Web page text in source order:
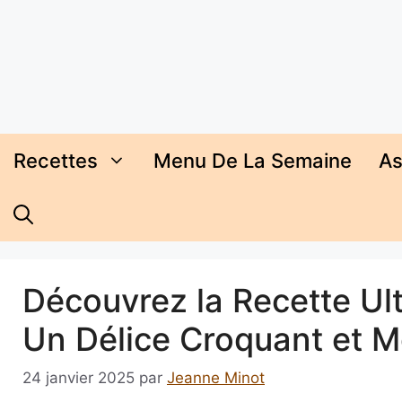
Recettes Menu De La Semaine
Découvrez la Recette
Un Délice Croquant et
24 janvier 2025 par Jeanne Minot